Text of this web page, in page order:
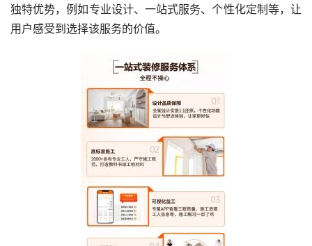
独特优势，例如专业设计、一站式服务、个性化定制等，让
用户感受到选择该服务的价值。